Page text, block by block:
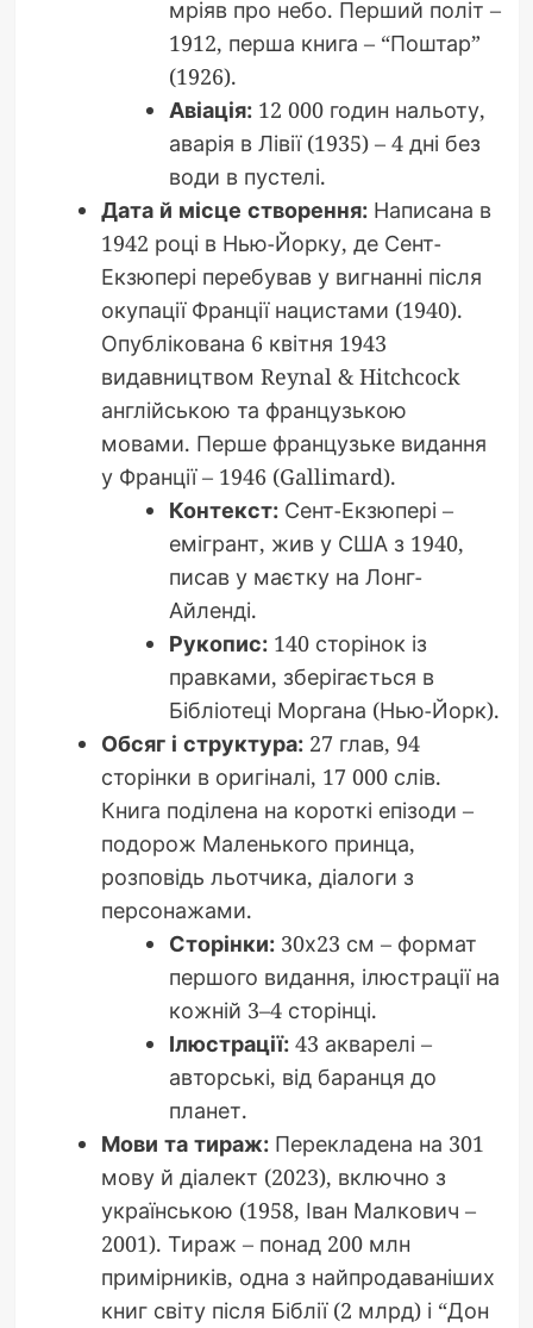
мріяв про небо. Перший політ –
1912, перша книга – “Поштар”
(1926).
Авіація:12 000 годин нальоту,
аварія в Лівії (1935) – 4 дні без
води в пустелі.
Дата й місце створення:Написана в
1942 році в Нью-Йорку, де Сент-
Екзюпері перебував у вигнанні після
окупації Франції нацистами (1940).
Опублікована 6 квітня 1943
видавництвом Reynal & Hitchcock
англійською та французькою
мовами. Перше французьке видання
у Франції – 1946 (Gallimard).
Контекст:Сент-Екзюпері –
емігрант, жив у США з 1940,
писав у маєтку на Лонг-
Айленді.
Рукопис:140 сторінок із
правками, зберігається в
Бібліотеці Моргана (Нью-Йорк).
Обсяг і структура:27 глав, 94
сторінки в оригіналі, 17 000 слів.
Книга поділена на короткі епізоди –
подорож Маленького принца,
розповідь льотчика, діалоги з
персонажами.
Сторінки:30х23 см – формат
першого видання, ілюстрації на
кожній 3–4 сторінці.
Ілюстрації:43 акварелі –
авторські, від баранця до
планет.
Мови та тираж:Перекладена на 301
мову й діалект (2023), включно з
українською (1958, Іван Малкович –
2001). Тираж – понад 200 млн
примірників, одна з найпродаваніших
книг світу після Біблії (2 млрд) і “Дон